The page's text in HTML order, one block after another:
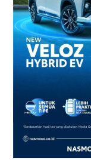
di
Yogyakarta